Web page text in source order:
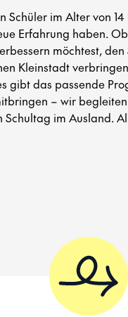
Schüler im Alter von
Erfahrung haben.
möchtest,
Kleinstadt
gibt das passende
– wir
im Ausland.